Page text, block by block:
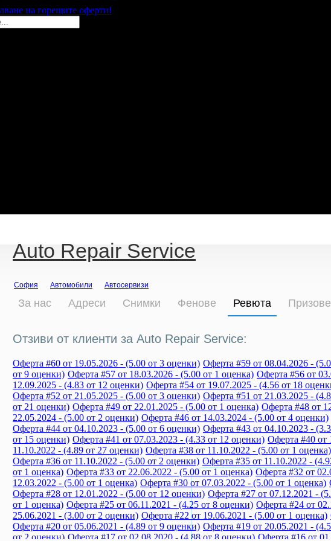
на горещите оферти!
Auto Repair Servicе
София Автомобили Автосервизи
За нас Адреси Снимки Фенове Ревюта Призове
Отзиви от клиенти за Auto Repair Servicе:
Оферта #60 от 19.05.2026 - (5.00 от 3 оценки) Оферта #59 от 08.04.2026 -
от 9 оценки) Оферта #57 от 18.03.2026 - (5.00 от 1 оценка) Оферта #56 от
12.09.2025 - (4.83 от 12 оценки) Оферта #54 от 19.07.2025 - (4.56 от 18
Оферта #52 от 21.05.2025 - (5.00 от 3 оценки) Оферта #51 от 21.03.2025 -
от 21 оценки) Оферта #49 от 22.01.2025 - (5.00 от 1 оценка) Оферта #48 от
22.05.2024 - (5.00 от 2 оценки) Оферта #46 от 14.03.2024 - (5.00 от 4 оценки)
Оферта #44 от 04.10.2023 - (5.00 от 6 оценки) Оферта #43 от 04.10.2023 -
от 15 оценки) Оферта #41 от 07.03.2023 - (4.33 от 12 оценки) Оферта #40 от
11.10.2022 - (4.89 от 27 оценки) Оферта #38 от 11.10.2022 - (5.00 от 1 оценка)
Оферта #36 от 11.10.2022 - (5.00 от 2 оценки) Оферта #35 от 11.10.2022 -
от 1 оценка) Оферта #33 от 22.06.2022 - (5.00 от 1 оценка) Оферта #32 от
12.03.2022 - (5.00 от 1 оценка) Оферта #30 от 07.03.2022 - (5.00 от 1 оценка)
Оферта #28 от 12.01.2022 - (5.00 от 12 оценки) Оферта #27 от 07.12.2021 -
от 1 оценка) Оферта #25 от 06.11.2021 - (4.25 от 8 оценки) Оферта #24 от
25.06.2021 - (3.00 от 2 оценки) Оферта #22 от 19.06.2021 - (5.00 от 1 оценка)
Оферта #20 от 05.06.2021 - (4.89 от 9 оценки) Оферта #19 от 20.05.2021 -
от 2 оценки) Оферта #17 от 02.08.2020 - (4.88 от 8 оценки) Оферта #16 от